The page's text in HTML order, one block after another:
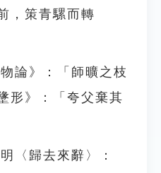
，策青騾而轉
論》：「師曠之枝
形》：「夸父棄其
〈歸去來辭〉：